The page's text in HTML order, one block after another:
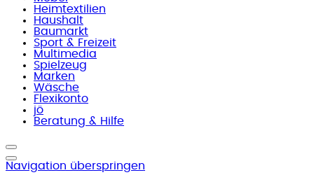
Heimtextilien
Haushalt
Baumarkt
Sport & Freizeit
Multimedia
Spielzeug
Marken
Wäsche
Flexikonto
jö
Beratung & Hilfe
Navigation überspringen